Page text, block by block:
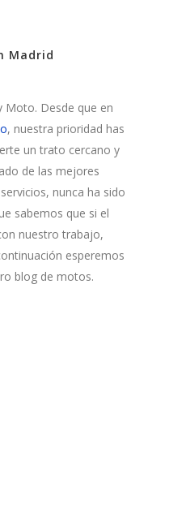
Madrid
Moto. Desde que en
, nuestra prioridad has
un trato cercano y
de las mejores
nunca ha sido
sabemos que si el
nuestro trabajo,
esperemos
blog de motos.